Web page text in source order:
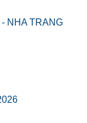
NHA TRANG